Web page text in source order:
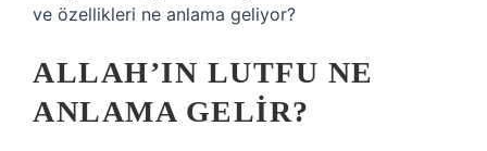
ve özellikleri ne anlama geliyor?
ALLAH’IN LUTFU NE
ANLAMA GELIR?